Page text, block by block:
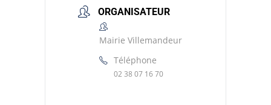
ORGANISATEUR
Mairie Villemandeur
Téléphone
02 38 07 16 70